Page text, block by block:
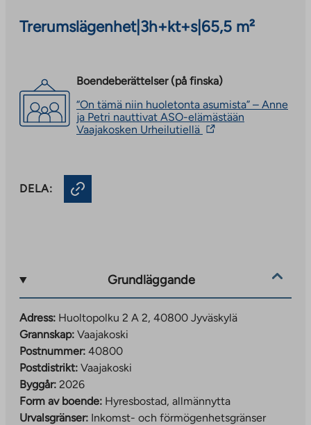
Trerumslägenhet| 3h+kt+s| 65,5 m²
Boendeberättelser (på finska)
“On tämä niin huoletonta asumista” – Anne
ja Petri nauttivat ASO-elämästään
Vaajakosken Urheilutiellä The
DELA:
Grundläggande
Adress: Huoltopolku 2 A 2, 40800 Jyväskylä
Grannskap: Vaajakoski
Postnummer: 40800
Postdistrikt: Vaajakoski
Byggår: 2026
Form av boende: Hyresbostad, allmännytta
Urvalsgränser: Inkomst- och förmögenhetsgränser